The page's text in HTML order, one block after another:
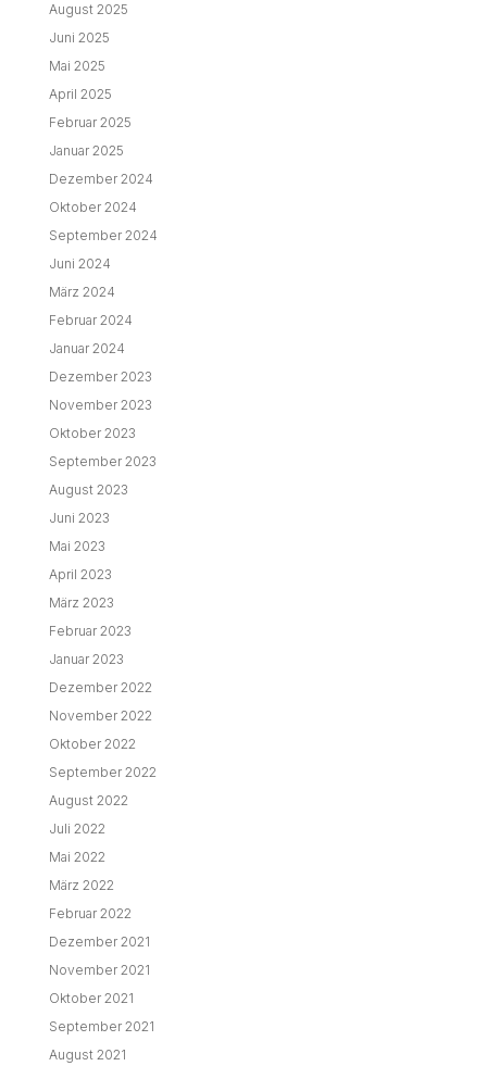
August 2025
Juni 2025
Mai 2025
April 2025
Februar 2025
Januar 2025
Dezember 2024
Oktober 2024
September 2024
Juni 2024
März 2024
Februar 2024
Januar 2024
Dezember 2023
November 2023
Oktober 2023
September 2023
August 2023
Juni 2023
Mai 2023
April 2023
März 2023
Februar 2023
Januar 2023
Dezember 2022
November 2022
Oktober 2022
September 2022
August 2022
Juli 2022
Mai 2022
März 2022
Februar 2022
Dezember 2021
November 2021
Oktober 2021
September 2021
August 2021